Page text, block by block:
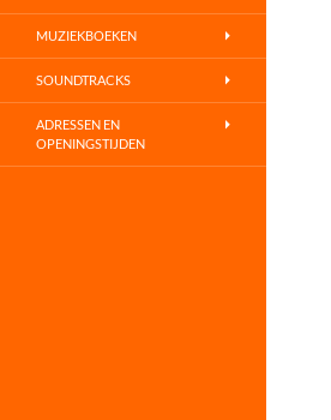
MUZIEKBOEKEN
SOUNDTRACKS
ADRESSEN EN
OPENINGSTIJDEN